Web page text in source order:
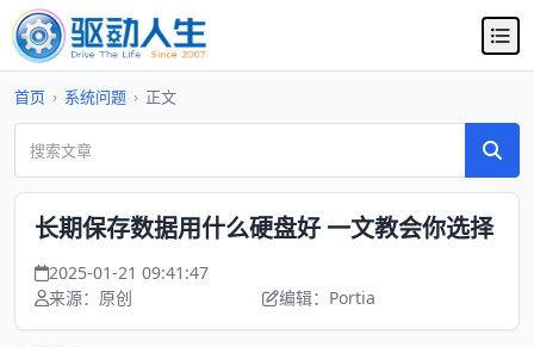
首页 › 系统问题 › 正文
长期保存数据用什么硬盘好 一文教会你选择
2025-01-21 09:41:47
来源：原创
编辑：Portia